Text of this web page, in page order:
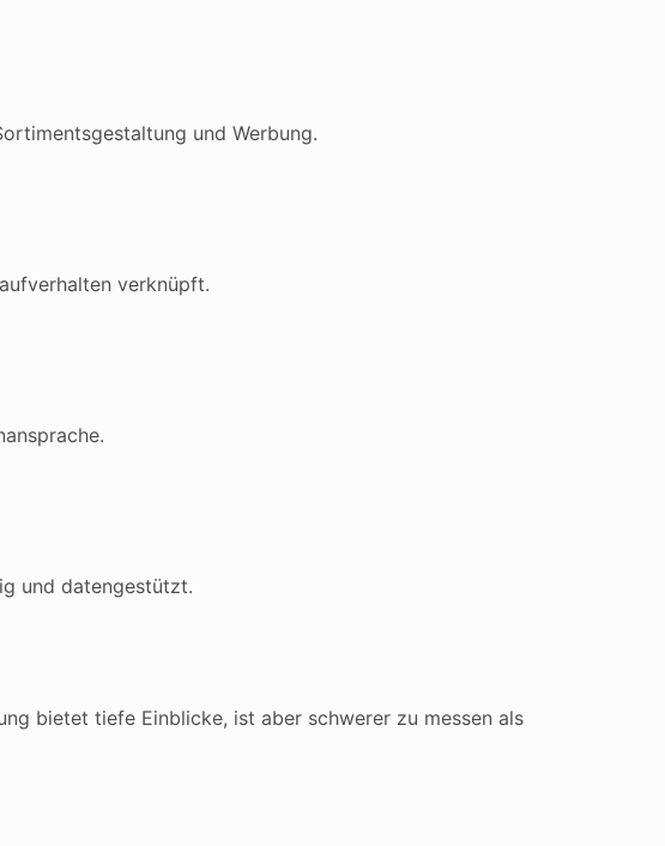
und Werbung.
verknüpft.
und datengestützt.
bietet tiefe Einblicke, ist aber schwerer zu messen als